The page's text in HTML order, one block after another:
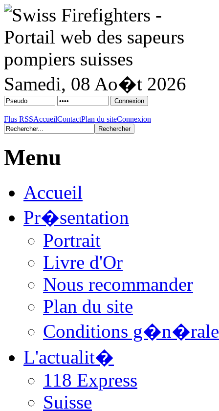
Samedi, 08 Ao�t 2026
Flus RSSAccueilContactPlan du siteConnexion
Menu
Accueil
Pr�sentation
Portrait
Livre d'Or
Nous recommander
Plan du site
Conditions
L'actualit�
118 Express
Suisse